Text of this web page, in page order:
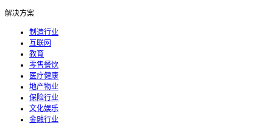
解决方案
制造行业
互联网
教育
零售餐饮
医疗健康
地产物业
保险行业
文化娱乐
金融行业